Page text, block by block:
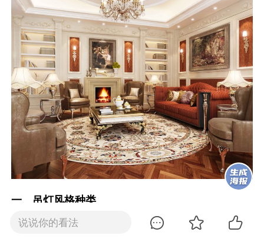
一、吊灯风格种类
1、现代简约吊灯
说说你的看法